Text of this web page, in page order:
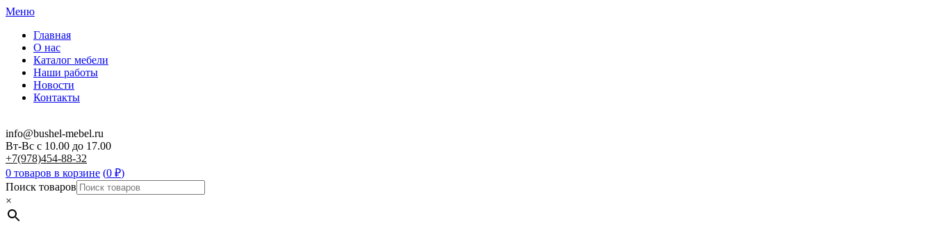
Меню
Главная
О нас
Каталог мебели
Наши работы
Новости
Контакты
info@bushel-mebel.ru
Вт-Вс c 10.00 до 17.00
+7(978)454-88-32
0 товаров в корзине (0 ₽)
Поиск товаров
×